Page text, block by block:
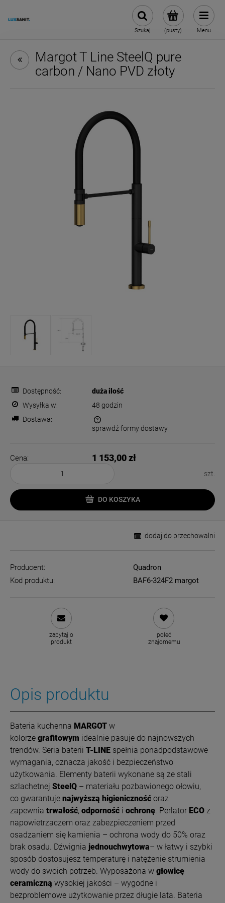
(pusty)
Szukaj Menu
Margot T Line SteelQ pure
carbon / Nano PVD złoty
Dostępność:
duża ilość
Wysyłka w:
48 godzin
Dostawa:
Cena nie zawiera ewentualnych kosztów płatności
sprawdź formy dostawy
Cena: 1 153,00 zł
szt.
DO KOSZYKA
dodaj do przechowalni
Producent:
Quadron
Kod produktu:
BAF6-324F2 margot
zapytaj o
produkt
poleć
znajomemu
Opis produktu
Bateria kuchenna MARGOT w
kolorze grafitowym idealnie pasuje do najnowszych
trendów. Seria baterii T-LINE spełnia ponadpodstawowe
wymagania, oznacza jakość i bezpieczeństwo
użytkowania. Elementy baterii wykonane są ze stali
szlachetnej SteelQ – materiału pozbawionego ołowiu,
co gwarantuje najwyższą higieniczność oraz
zapewnia trwałość, odporność i ochronę . Perlator ECO z
napowietrzaczem oraz zabezpieczeniem przed
osadzaniem się kamienia – ochrona wody do 50% oraz
brak osadu. Dźwignia jednouchwytowa– w łatwy i szybki
sposób dostosujesz temperaturę i natężenie strumienia
wody do swoich potrzeb. Wyposażona w głowicę
ceramiczną wysokiej jakości – wygodne i
bezproblemowe użytkowanie przez długie lata. Bateria